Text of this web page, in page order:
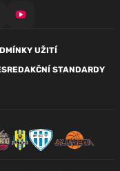
UŽITÍ
REDAKČNÍ STANDARDY